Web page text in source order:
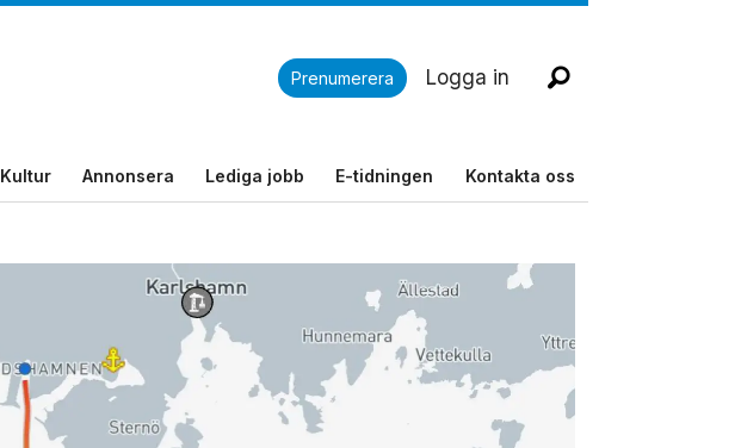
Prenumerera Logga in
Kultur Annonsera Lediga jobb E-tidningen Kontakta oss